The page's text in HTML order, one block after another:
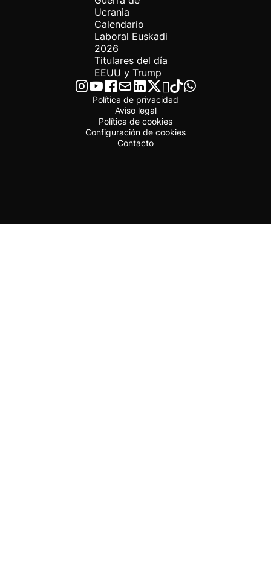
Ucrania
Calendario
Laboral Euskadi
2026
Titulares del día
EEUU y Trump
Política de privacidad
Aviso legal
Política de cookies
Configuración de cookies
Contacto